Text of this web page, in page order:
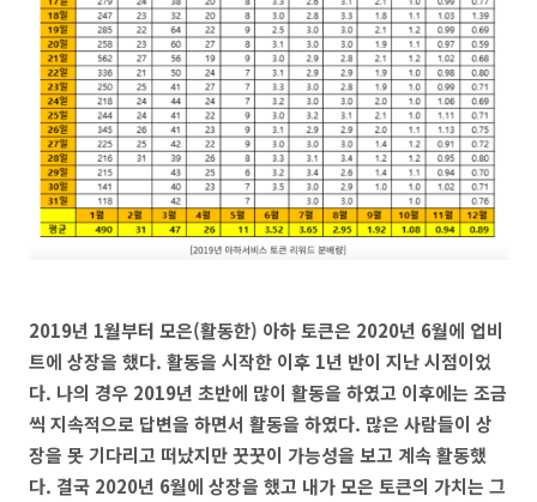
2019년 1월부터 모은(활동한) 아하 토큰은 2020년 6월에 업비
트에 상장을 했다. 활동을 시작한 이후 1년 반이 지난 시점이었
다. 나의 경우 2019년 초반에 많이 활동을 하였고 이후에는 조금
씩 지속적으로 답변을 하면서 활동을 하였다. 많은 사람들이 상
장을 못 기다리고 떠났지만 꿋꿋이 가능성을 보고 계속 활동했
다. 결국 2020년 6월에 상장을 했고 내가 모은 토큰의 가치는 그